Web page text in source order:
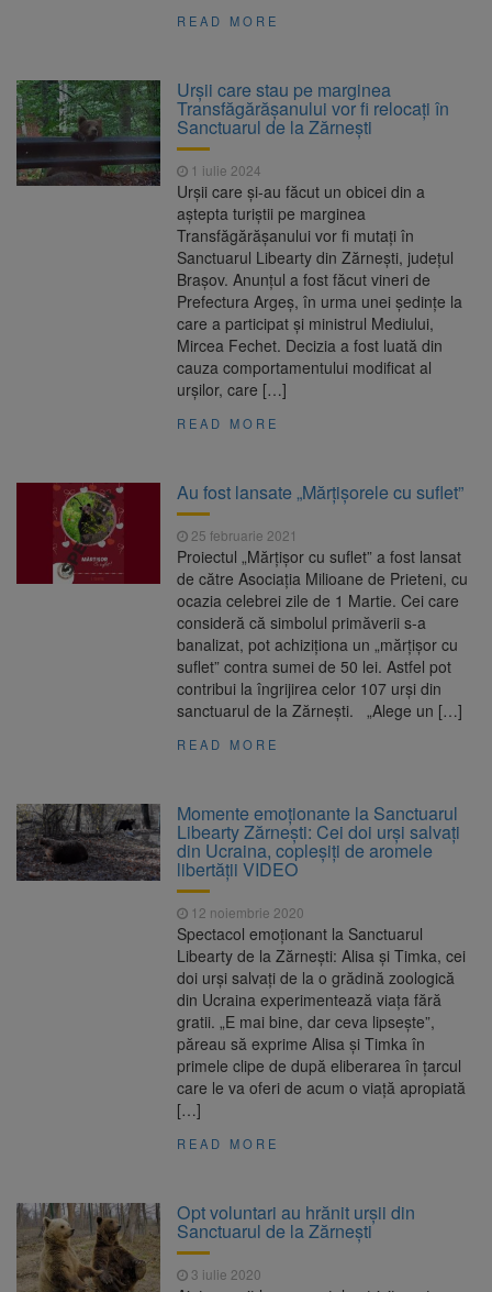
READ MORE
Urşii care stau pe marginea
Transfăgărăşanului vor fi relocaţi în
Sanctuarul de la Zărneşti
1 iulie 2024
Urșii care și-au făcut un obicei din a
aștepta turiștii pe marginea
Transfăgărășanului vor fi mutați în
Sanctuarul Libearty din Zărnești, județul
Brașov. Anunțul a fost făcut vineri de
Prefectura Argeș, în urma unei ședințe la
care a participat și ministrul Mediului,
Mircea Fechet. Decizia a fost luată din
cauza comportamentului modificat al
urșilor, care […]
READ MORE
Au fost lansate „Mărțișorele cu suflet”
25 februarie 2021
Proiectul „Mărțișor cu suflet” a fost lansat
de către Asociația Milioane de Prieteni, cu
ocazia celebrei zile de 1 Martie. Cei care
consideră că simbolul primăverii s-a
banalizat, pot achiziționa un „mărțișor cu
suflet” contra sumei de 50 lei. Astfel pot
contribui la îngrijirea celor 107 urși din
sanctuarul de la Zărnești. „Alege un […]
READ MORE
Momente emoționante la Sanctuarul
Libearty Zărnești: Cei doi urși salvați
din Ucraina, copleșiți de aromele
libertății VIDEO
12 noiembrie 2020
Spectacol emoționant la Sanctuarul
Libearty de la Zărnești: Alisa și Timka, cei
doi urși salvați de la o grădină zoologică
din Ucraina experimentează viața fără
gratii. „E mai bine, dar ceva lipsește”,
păreau să exprime Alisa și Timka în
primele clipe de după eliberarea în țarcul
care le va oferi de acum o viață apropiată
[…]
READ MORE
Opt voluntari au hrănit urșii din
Sanctuarul de la Zărnești
3 iulie 2020